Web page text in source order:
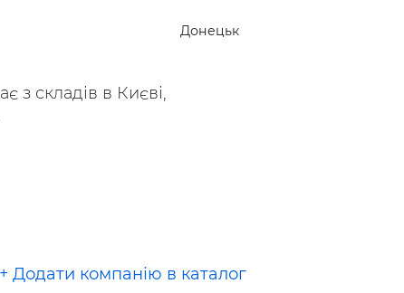
Донецьк
з складів в Києві,
+ Додати компанію в каталог